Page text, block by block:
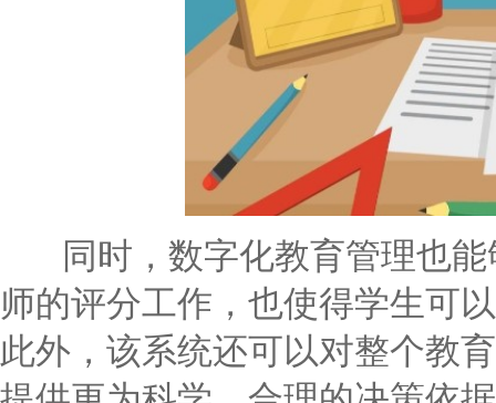
同时，数字化教育管理也能
师的评分工作，也使得学生可
此外，该系统还可以对整个教